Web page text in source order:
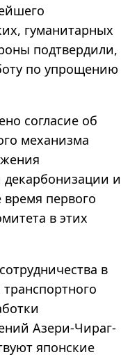
гуманитарных
подтвердили,
по упрощению
согласие об
механизма
декарбонизации и
первого
в этих
в
Азери-Чираг-
японские